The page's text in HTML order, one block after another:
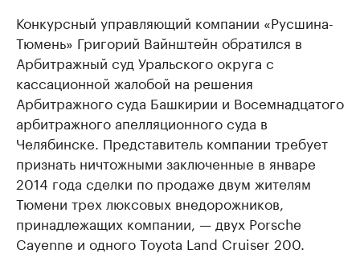
Конкурсный управляющий компании «Русшина-
Тюмень» Григорий Вайнштейн обратился в
Арбитражный суд Уральского округа с
кассационной жалобой на решения
Арбитражного суда Башкирии и Восемнадцатого
арбитражного апелляционного суда в
Челябинске. Представитель компании требует
признать ничтожными заключенные в январе
2014 года сделки по продаже двум жителям
Тюмени трех люксовых внедорожников,
принадлежащих компании, — двух Porsche
Cayenne и одного Toyota Land Cruiser 200.